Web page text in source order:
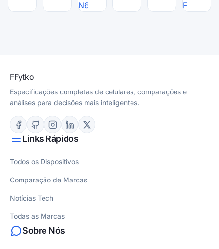
N6
F
FFytko
Especificações completas de celulares, comparações e
análises para decisões mais inteligentes.
Links Rápidos
Todos os Dispositivos
Comparação de Marcas
Notícias Tech
Todas as Marcas
Sobre Nós